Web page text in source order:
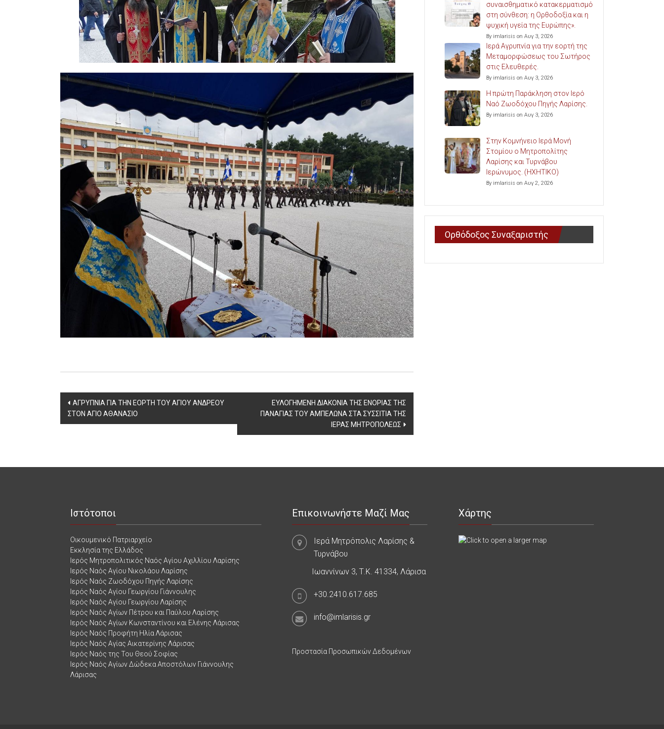
Post
navigation
ΑΓΡΥΠΝΙΑ ΓΙΑ ΤΗΝ ΕΟΡΤΗ ΤΟΥ ΑΓΙΟΥ ΑΝΔΡΕΟΥ
ΣΤΟΝ ΑΓΙΟ ΑΘΑΝΑΣΙΟ
ΕΥΛΟΓΗΜΕΝΗ ΔΙΑΚΟΝΙΑ ΤΗΣ ΕΝΟΡΙΑΣ ΤΗΣ
ΠΑΝΑΓΙΑΣ ΤΟΥ ΑΜΠΕΛΩΝΑ ΣΤΑ ΣΥΣΣΙΤΙΑ ΤΗΣ
ΙΕΡΑΣ ΜΗΤΡΟΠΟΛΕΩΣ
συναισθηματικό κατακερματισμό
στη σύνθεση: η Ορθοδοξία και η
ψυχική υγεία της Ευρώπης».
By imlarisis on Αυγ 3, 2026
Ιερά Αγρυπνία για την εορτή της
Μεταμορφώσεως του Σωτήρος
στις Ελευθερές.
By imlarisis on Αυγ 3, 2026
Η πρώτη Παράκληση στον Ιερό
Ναό Ζωοδόχου Πηγής Λαρίσης.
By imlarisis on Αυγ 3, 2026
Στην Κομνήνειο Ιερά Μονή
Στομίου ο Μητροπολίτης
Λαρίσης και Τυρνάβου
Ιερώνυμος. (ΗΧΗΤΙΚΟ)
By imlarisis on Αυγ 2, 2026
Ορθόδοξος Συναξαριστής
Ιστότοποι
Οικουμενικό Πατριαρχείο
Εκκλησία της Ελλάδος
Ιερός Μητροπολιτικός Ναός Αγίου Αχιλλίου Λαρίσης
Ιερός Ναός Αγίου Νικολάου Λαρίσης
Ιερός Ναός Ζωοδόχου Πηγής Λαρίσης
Ιερός Ναός Αγίου Γεωργίου Γιάννουλης
Ιερός Ναός Αγίου Γεωργίου Λαρίσης
Ιερός Ναός Αγίων Πέτρου και Παύλου Λαρίσης
Ιερός Ναός Αγίων Κωνσταντίνου και Ελένης Λάρισας
Ιερός Ναός Προφήτη Ηλία Λάρισας
Ιερός Ναός Αγίας Αικατερίνης Λάρισας
Ιερός Ναός της Του Θεού Σοφίας
Ιερός Ναός Αγίων Δώδεκα Αποστόλων Γιάννουλης
Λάρισας
Επικοινωνήστε Μαζί Μας
Ιερά Μητρόπολις Λαρίσης &
Τυρνάβου
Ιωαννίνων 3, Τ.Κ. 41334, Λάρισα
+30.2410.617.685
info@imlarisis.gr
Προστασία Προσωπικών Δεδομένων
Χάρτης